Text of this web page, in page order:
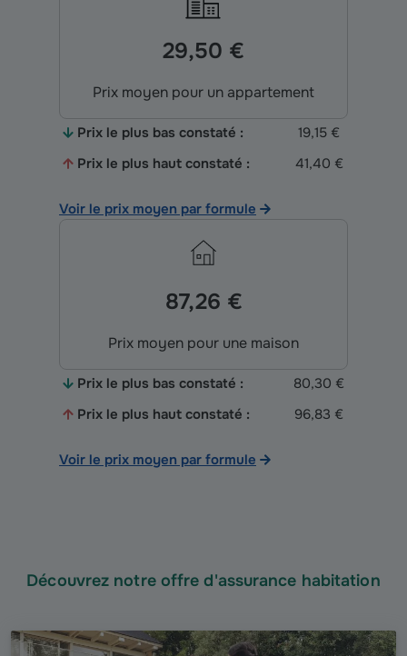
29,50 €
Prix moyen pour un appartement
Prix le plus bas constaté :
19,15 €
Prix le plus haut constaté :
41,40 €
Voir le prix moyen par formule
87,26 €
Prix moyen pour une maison
Prix le plus bas constaté :
80,30 €
Prix le plus haut constaté :
96,83 €
Voir le prix moyen par formule
Découvrez notre offre d'assurance habitation